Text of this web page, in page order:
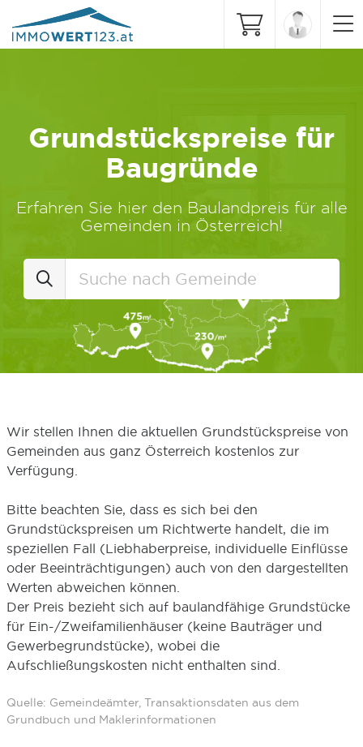
Grundstückspreise für
Baugründe
Erfahren Sie hier den Baulandpreis für alle
Gemeinden in Österreich!
Wir stellen Ihnen die aktuellen Grundstückspreise von
Gemeinden aus ganz Österreich kostenlos zur
Verfügung.
Bitte beachten Sie, dass es sich bei den
Grundstückspreisen um Richtwerte handelt, die im
speziellen Fall (Liebhaberpreise, individuelle Einflüsse
oder Beeinträchtigungen) auch von den dargestellten
Werten abweichen können.
Der Preis bezieht sich auf baulandfähige Grundstücke
für Ein-/Zweifamilienhäuser (keine Bauträger und
Gewerbegrundstücke), wobei die
Aufschließungskosten nicht enthalten sind.
Quelle: Gemeindeämter, Transaktionsdaten aus dem
Grundbuch und Maklerinformationen